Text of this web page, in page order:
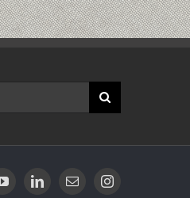
YouTubeLinkedIn
E-
Instagram